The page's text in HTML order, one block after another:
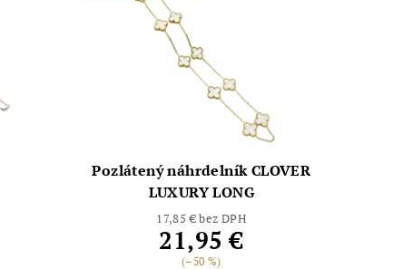
Pozlátený náhrdelník CLOVER
LUXURY LONG
17,85 € bez DPH
21,95 €
(–50 %)